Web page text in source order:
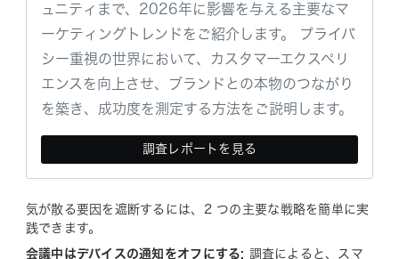
ュニティまで、2026年に影響を与える主要なマ
ーケティングトレンドをご紹介します。 プライバ
シー重視の世界において、カスタマーエクスペリ
エンスを向上させ、ブランドとの本物のつながり
を築き、成功度を測定する方法をご説明します。
調査レポートを見る
気が散る要因を遮断するには、2 つの主要な戦略を簡単に実
践できます。
会議中はデバイスの通知をオフにする: 調査によると、スマ